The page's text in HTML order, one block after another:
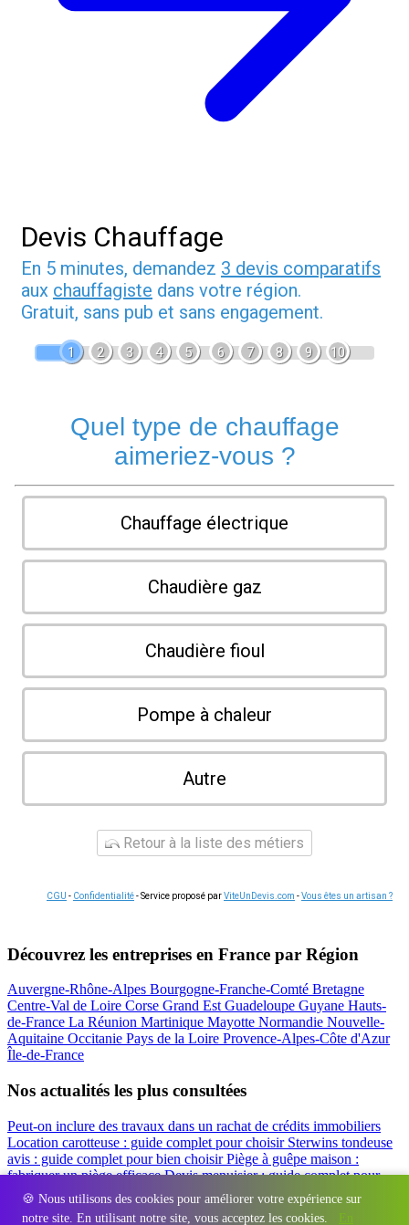
🍪 Nous utilisons des cookies pour améliorer votre expérience sur
notre site. En utilisant notre site, vous acceptez les cookies.
En
Devis Chauffage
En 5 minutes, demandez 3 devis comparatifs
aux chauffagiste dans votre région.
Gratuit, sans pub et sans engagement.
1 2 3 4 5 6 7 8 9 10
Quel type de chauffage
aimeriez-vous ?
Chauffage électrique
Chaudière gaz
Chaudière fioul
Pompe à chaleur
Autre
Retour à la liste des métiers
CGU - Confidentialité- Service proposé parViteUnDevis.com -Vous êtes un artisan ?
Découvrez les entreprises en France par Région
Auvergne-Rhône-Alpes Bourgogne-Franche-Comté Bretagne
Centre-Val de Loire Corse Grand EstGuadeloupe Guyane Hauts-
de-France La Réunion Martinique Mayotte Normandie Nouvelle-
Aquitaine Occitanie Pays de la Loire Provence-Alpes-Côte d'Azur
Île-de-France
Nos actualités les plus consultées
Peut-on inclure des travaux dans un rachat de crédits immobiliers
Location carotteuse : guide complet pour choisir Sterwins tondeuse
avis : guide complet pour bien choisirPiège à guêpe maison :
fabriquer un piège efficaceDevis menuisier : guide complet pour
obtenir le meilleur prix
Simulation rachat de crédit : regrouper prêt
travaux et crédits